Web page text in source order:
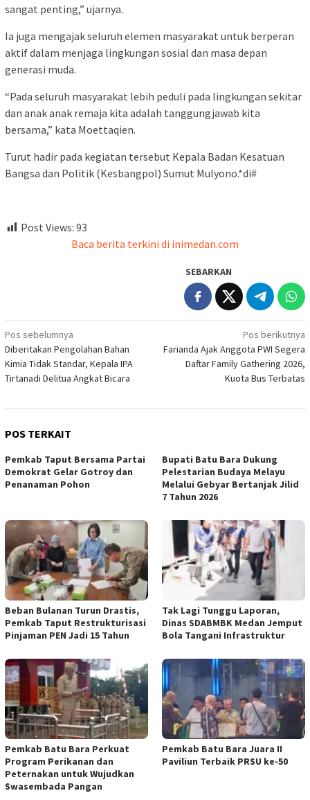
sangat penting,” ujarnya.
Ia juga mengajak seluruh elemen masyarakat untuk berperan
aktif dalam menjaga lingkungan sosial dan masa depan
generasi muda.
“Pada seluruh masyarakat lebih peduli pada lingkungan sekitar
dan anak anak remaja kita adalah tanggungjawab kita
bersama,” kata Moettaqien.
Turut hadir pada kegiatan tersebut Kepala Badan Kesatuan
Bangsa dan Politik (Kesbangpol) Sumut Mulyono.*di#
Post Views: 93
Baca berita terkini di inimedan.com
SEBARKAN
Navigasi
pos
Pos sebelumnya
Diberitakan Pengolahan Bahan
Kimia Tidak Standar, Kepala IPA
Tirtanadi Delitua Angkat Bicara
Pos berikutnya
Farianda Ajak Anggota PWI Segera
Daftar Family Gathering 2026,
Kuota Bus Terbatas
POS TERKAIT
Pemkab Taput Bersama Partai
Demokrat Gelar Gotroy dan
Penanaman Pohon
Bupati Batu Bara Dukung
Pelestarian Budaya Melayu
Melalui Gebyar Bertanjak Jilid
7 Tahun 2026
Beban Bulanan Turun Drastis,
Pemkab Taput Restrukturisasi
Pinjaman PEN Jadi 15 Tahun‎
Tak Lagi Tunggu Laporan,
Dinas SDABMBK Medan Jemput
Bola Tangani Infrastruktur
Pemkab Batu Bara Perkuat
Program Perikanan dan
Peternakan untuk Wujudkan
Swasembada Pangan
Pemkab Batu Bara Juara II
Paviliun Terbaik PRSU ke-50